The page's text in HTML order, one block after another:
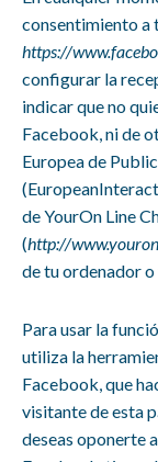
consentimiento a
https://
configurar la
indicar que no
Facebook, ni de
Europea de
de YourOn Line
(http://
de tu ordenador
Para usar la
utiliza la
Facebook, que
visitante de esta
deseas oponerte